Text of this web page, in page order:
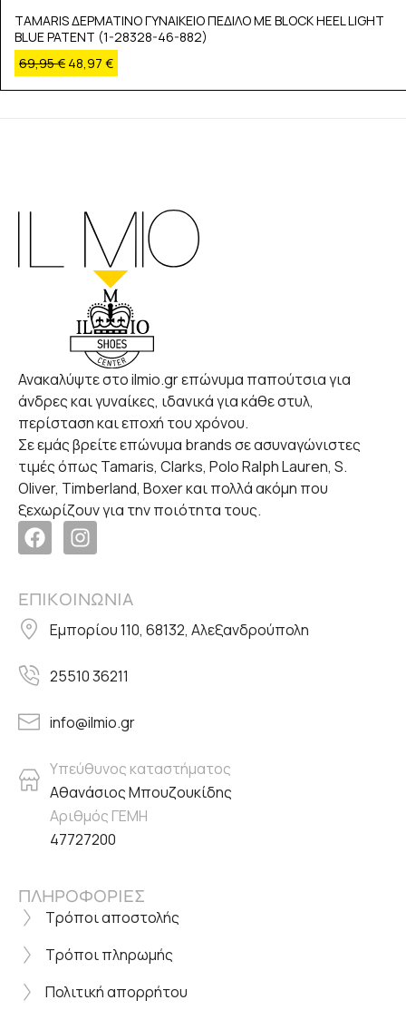
TAMARIS ΔΕΡΜΑΤΙΝΟ ΓΥΝΑΙΚΕΙΟ ΠΕΔΙΛΟ ΜΕ BLOCK HEEL LIGHT
BLUE PATENT (1-28328-46-882)
69,95€ 48,97 €
Ανακαλύψτε στο ilmio.gr επώνυμα παπούτσια για
άνδρες και γυναίκες, ιδανικά για κάθε στυλ,
περίσταση και εποχή του χρόνου.
Σε εμάς βρείτε επώνυμα brands σε ασυναγώνιστες
τιμές όπως Tamaris, Clarks, Polo Ralph Lauren, S.
Oliver, Timberland, Boxer και πολλά ακόμη που
ξεχωρίζουν για την ποιότητα τους.
ΕΠΙΚΟΙΝΩΝΙΑ
Εμπορίου 110, 68132, Αλεξανδρούπολη
25510 36211
info@ilmio.gr
Υπεύθυνος καταστήματος
Αθανάσιος Μπουζουκίδης
Αριθμός ΓΕΜΗ
47727200
ΠΛΗΡΟΦΟΡΙΕΣ
Τρόποι αποστολής
Τρόποι πληρωμής
Πολιτική απορρήτου